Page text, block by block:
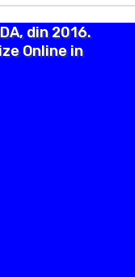
din 2016.
Online in